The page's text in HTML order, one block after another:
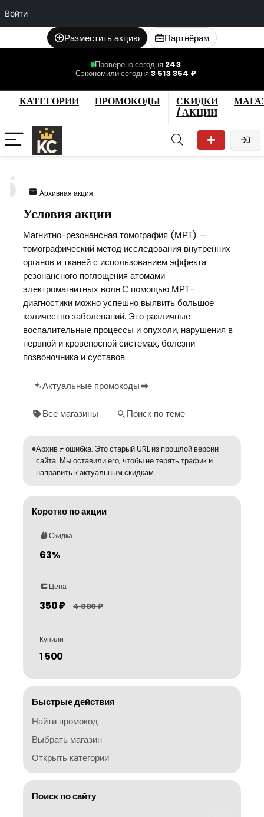
Войти
Разместить акцию Партнёрам
Проверено сегодня:243
Сэкономили сегодня:3 513 354 ₽
КАТЕГОРИИ ПРОМОКОДЫ
СКИДКИ
/ АКЦИИ
Архивная акция
Условия акции
Магнитно-резонансная томография (МРТ) —
томографический метод исследования внутренних
органов и тканей с использованием эффекта
резонансного поглощения атомами
электромагнитных волн.С помощью МРТ-
диагностики можно успешно выявить большое
количество заболеваний. Это различные
воспалительные процессы и опухоли, нарушения в
нервной и кровеносной системах, болезни
позвоночника и суставов.
Актуальные промокоды
Все магазины Поиск по теме
Архив ≠ ошибка. Это старый URL из прошлой версии
сайта. Мы оставили его, чтобы не терять трафик и
направить к актуальным скидкам.
Коротко по акции
Скидка
63%
Цена
350 ₽ 4 000 ₽
Купили
1 500
Быстрые действия
Найти промокод
Выбрать магазин
Открыть категории
Поиск по сайту